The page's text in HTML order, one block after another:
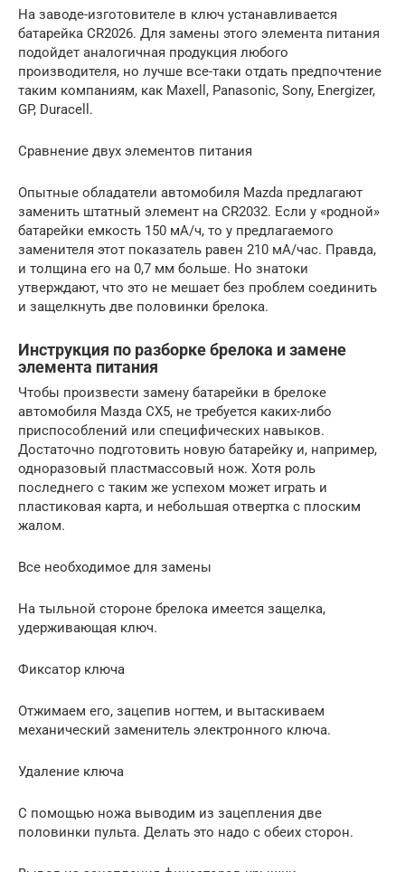
На заводе-изготовителе в ключ устанавливается
батарейка CR2026. Для замены этого элемента питания
подойдет аналогичная продукция любого
производителя, но лучше все-таки отдать предпочтение
таким компаниям, как Maxell, Panasonic, Sony, Energizer,
GP, Duracell.
Сравнение двух элементов питания
Опытные обладатели автомобиля Mazda предлагают
заменить штатный элемент на CR2032. Если у «родной»
батарейки емкость 150 мА/ч, то у предлагаемого
заменителя этот показатель равен 210 мА/час. Правда,
и толщина его на 0,7 мм больше. Но знатоки
утверждают, что это не мешает без проблем соединить
и защелкнуть две половинки брелока.
Инструкция по разборке брелока и замене
элемента питания
Чтобы произвести замену батарейки в брелоке
автомобиля Мазда СХ5, не требуется каких-либо
приспособлений или специфических навыков.
Достаточно подготовить новую батарейку и, например,
одноразовый пластмассовый нож. Хотя роль
последнего с таким же успехом может играть и
пластиковая карта, и небольшая отвертка с плоским
жалом.
Все необходимое для замены
На тыльной стороне брелока имеется защелка,
удерживающая ключ.
Фиксатор ключа
Отжимаем его, зацепив ногтем, и вытаскиваем
механический заменитель электронного ключа.
Удаление ключа
С помощью ножа выводим из зацепления две
половинки пульта. Делать это надо с обеих сторон.